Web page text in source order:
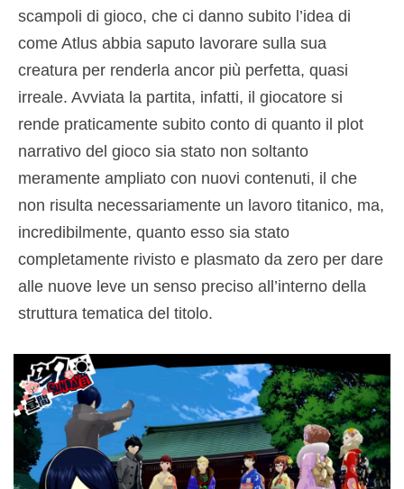
scampoli di gioco, che ci danno subito l’idea di
come Atlus abbia saputo lavorare sulla sua
creatura per renderla ancor più perfetta, quasi
irreale. Avviata la partita, infatti, il giocatore si
rende praticamente subito conto di quanto il plot
narrativo del gioco sia stato non soltanto
meramente ampliato con nuovi contenuti, il che
non risulta necessariamente un lavoro titanico, ma,
incredibilmente, quanto esso sia stato
completamente rivisto e plasmato da zero per dare
alle nuove leve un senso preciso all’interno della
struttura tematica del titolo.